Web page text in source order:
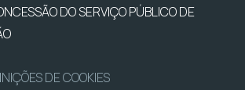
DO SERVIÇO PÚBLICO DE
DE COOKIES